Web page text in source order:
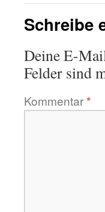
Schreibe
Deine E-
Felder sind
Kommentar*